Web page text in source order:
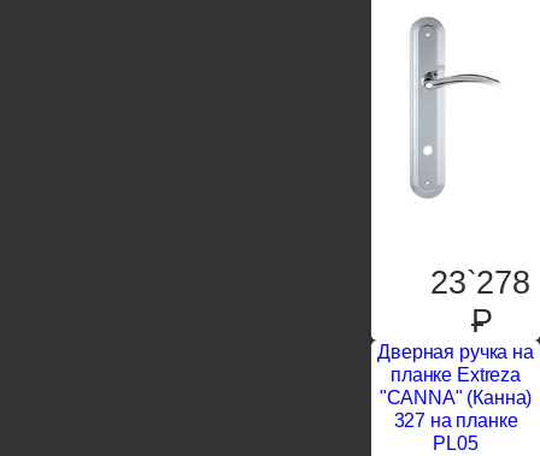
23`278
P
Дверная ручка на
планке Extreza
"CANNA" (Канна)
327 на планке
PL05